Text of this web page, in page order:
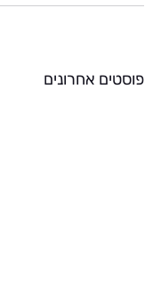
פוסטים אחרונים